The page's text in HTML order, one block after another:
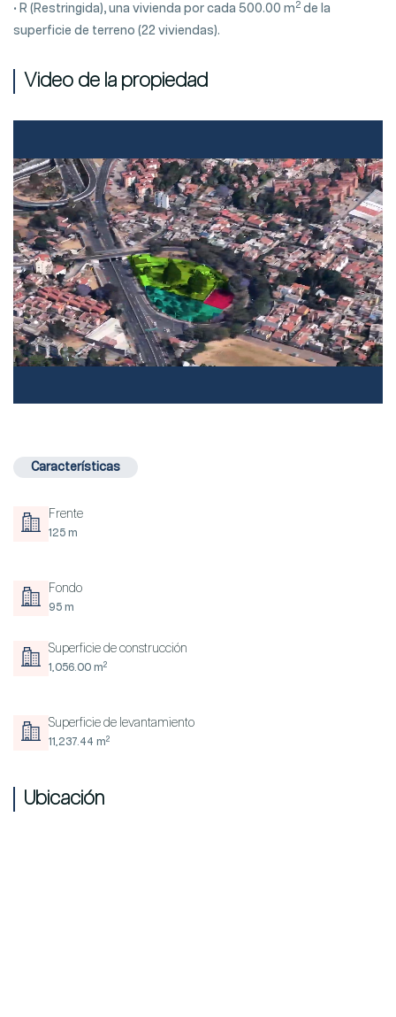
• R (Restringida), una vivienda por cada 500.00 m 2 de la
superficie de terreno (22 viviendas).
Video de la propiedad
Características
Frente
125 m
Fondo
95 m
Superficie de construcción
1,056.00 m2
Superficie de levantamiento
11,237.44 m2
Ubicación